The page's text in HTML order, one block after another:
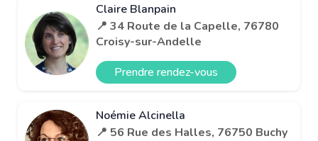
Claire Blanpain
📍 34 Route de la Capelle, 76780
Croisy-sur-Andelle
Prendre rendez-vous
Noémie Alcinella
📍 56 Rue des Halles, 76750 Buchy